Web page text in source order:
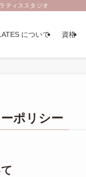
ティススタジオ
について 資格
ポリシー